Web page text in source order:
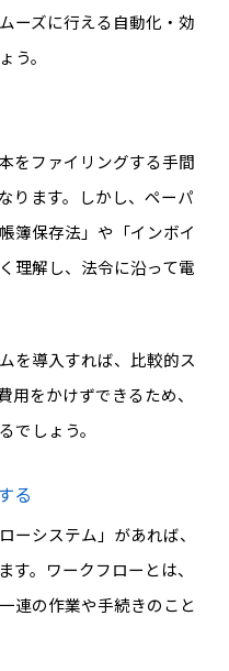
ーズに行える自動化・効
う。
をファイリングする手間
ります。しかし、ペーパ
簿保存法」や「インボイ
理解し、法令に沿って電
を導入すれば、比較的ス
をかけずできるため、
でしょう。
る
ーシステム」があれば、
。ワークフローとは、
連の作業や手続きのこと